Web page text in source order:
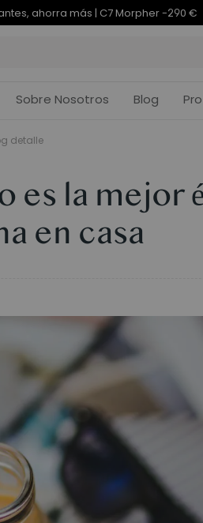
antes, ahorra más | E7 Plus -200 €
Sobre Nosotros Blog
detalle
es la mejor
en casa